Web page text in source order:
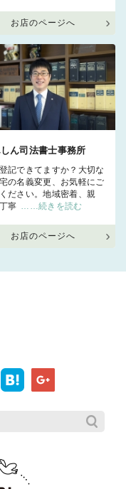
お店のページへ
ん司法書士事務所
記できてますか？大切な
の名義変更、お気軽にご
ださい。地域密着、親
寧 ……続きを読む
お店のページへ